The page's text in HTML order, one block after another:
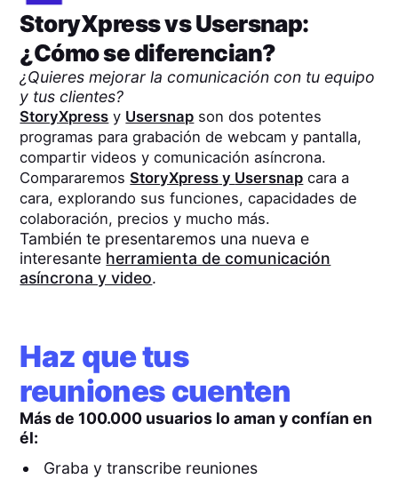
StoryXpressvsUsersnap:
¿Cómo se diferencian?
¿Quieres mejorar la comunicación con tu equipo
y tus clientes?
StoryXpress y Usersnap son dos potentes
programas para grabación de webcam y pantalla,
compartir videos y comunicación asíncrona.
CompararemosStoryXpress y Usersnap cara a
cara, explorando sus funciones, capacidades de
colaboración, precios y mucho más.
También te presentaremos una nueva e
interesante herramienta de comunicación
asíncrona y video.
Haz que tus
reuniones cuenten
Más de 100.000 usuarios lo aman y confían en
él:
Graba y transcribe reuniones